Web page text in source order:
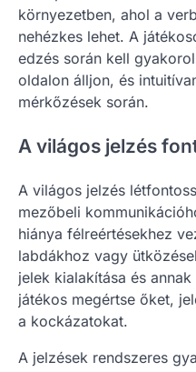
környezetben, ahol a
nehézkes lehet. A
edzés során kell
oldalon álljon, és
mérkőzések során.
A világos jelzés
A világos jelzés
mezőbeli
hiánya félreértésekhez
labdákhoz vagy
jelek kialakítása és
játékos megértse őket,
a kockázatokat.
A jelzések rendszeres